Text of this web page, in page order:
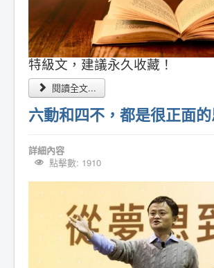
特級文，建議永久收藏！
閱讀全文...
六動和四不，都是很正面的
詳細內容
點擊數: 1910